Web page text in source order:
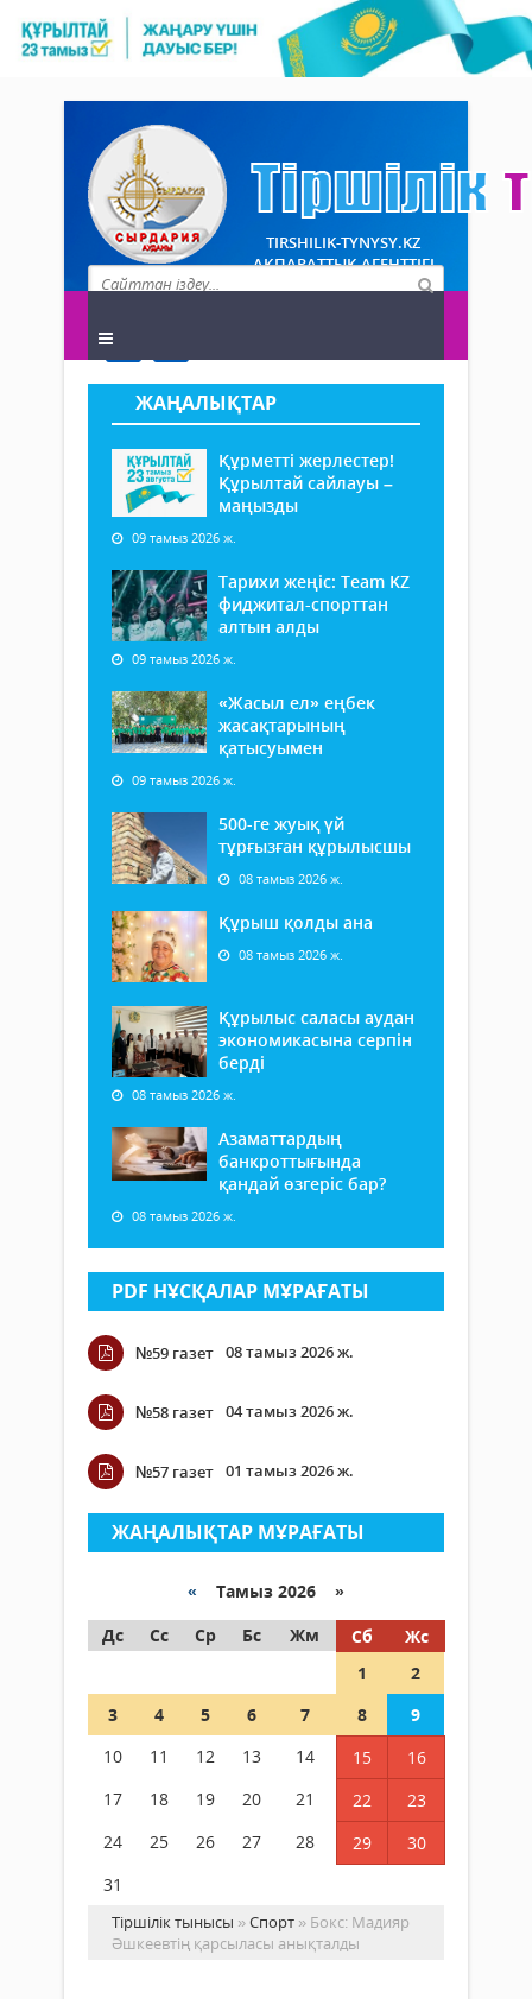
TIRSHILIK-TYNYSY.KZ
АҚПАРАТТЫҚ АГЕНТТІГІ
ЖАҢАЛЫҚТАР
Құрметті жерлестер!
Құрылтай сайлауы –
маңызды
09 тамыз 2026 ж.
Тарихи жеңіс: Team KZ
фиджитал-спорттан
алтын алды
09 тамыз 2026 ж.
«Жасыл ел» еңбек
жасақтарының
қатысуымен
09 тамыз 2026 ж.
500-ге жуық үй
тұрғызған құрылысшы
08 тамыз 2026 ж.
Құрыш қолды ана
08 тамыз 2026 ж.
Құрылыс саласы аудан
экономикасына серпін
берді
08 тамыз 2026 ж.
Азаматтардың
банкроттығында
қандай өзгеріс бар?
08 тамыз 2026 ж.
PDF НҰСҚАЛАР МҰРАҒАТЫ
№59 газет 08 тамыз 2026 ж.
№58 газет 04 тамыз 2026 ж.
№57 газет 01 тамыз 2026 ж.
ЖАҢАЛЫҚТАР МҰРАҒАТЫ
« Тамыз 2026 »
Дс
Сс Ср Бс Жм Сб
Жс
1
2
3
4 5 6 7 8
9
10
11 12 13 14 15
16
17
18 19 20 21 22
23
24
25 26 27 28 29
30
31
Тіршілік тынысы »Спорт » Бокс: Мадияр
Әшкеевтің қарсыласы анықталды